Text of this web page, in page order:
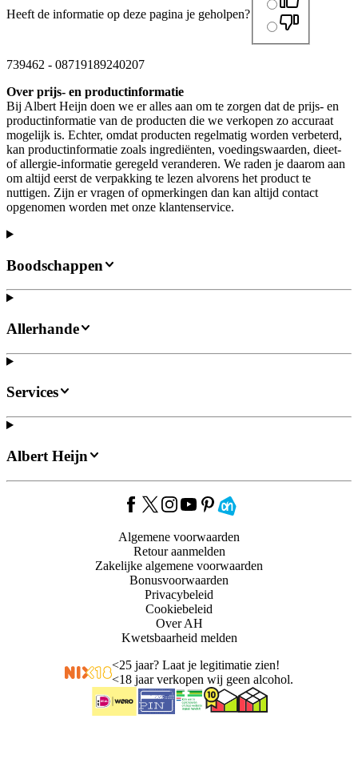
Heeft de informatie op deze pagina je geholpen?
739462 - 08719189240207
Over prijs- en productinformatie
Bij Albert Heijn doen we er alles aan om te zorgen dat de prijs- en
productinformatie van de producten die we verkopen zo accuraat
mogelijk is. Echter, omdat producten regelmatig worden verbeterd,
kan productinformatie zoals ingrediënten, voedingswaarden, dieet-
of allergie-informatie geregeld veranderen. We raden je daarom aan
om altijd eerst de verpakking te lezen alvorens het product te
nuttigen. Zijn er vragen of opmerkingen dan kan altijd contact
opgenomen worden met onze klantenservice.
Boodschappen
Allerhande
Services
Albert Heijn
Algemene voorwaarden
Retour aanmelden
Zakelijke algemene voorwaarden
Bonusvoorwaarden
Privacybeleid
Cookiebeleid
Over AH
Kwetsbaarheid melden
<25 jaar? Laat je legitimatie zien!
<18 jaar verkopen wij geen alcohol.